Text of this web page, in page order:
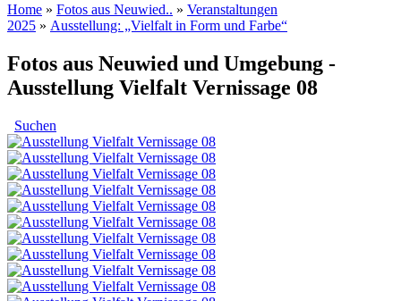
Home » Fotos aus Neuwied.. » Veranstaltungen
2025 » Ausstellung: „Vielfalt in Form und Farbe“
Fotos aus Neuwied und Umgebung -
Ausstellung Vielfalt Vernissage 08
Suchen